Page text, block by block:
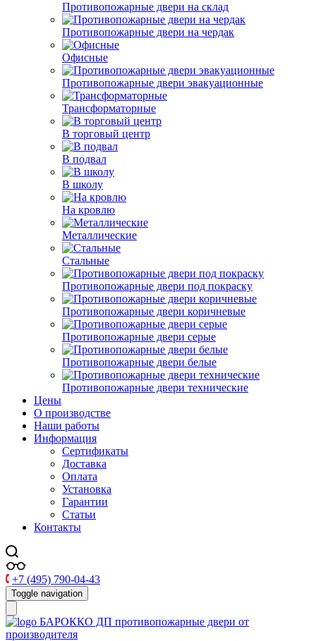
Противопожарные двери на склад
Противопожарные двери на чердак
Офисные
Противопожарные двери эвакуационные
Трансформаторные
В торговый центр
В подвал
В школу
На кровлю
Металлические
Стальные
Противопожарные двери под покраску
Противопожарные двери коричневые
Противопожарные двери серые
Противопожарные двери белые
Противопожарные двери технические
Цены
О производстве
Наши работы
Информация
Сертификаты
Доставка
Оплата
Установка
Гарантии
Статьи
Контакты
+7 (495) 790-04-43
Toggle navigation
БАРОККО ДП противопожарные двери от
производителя